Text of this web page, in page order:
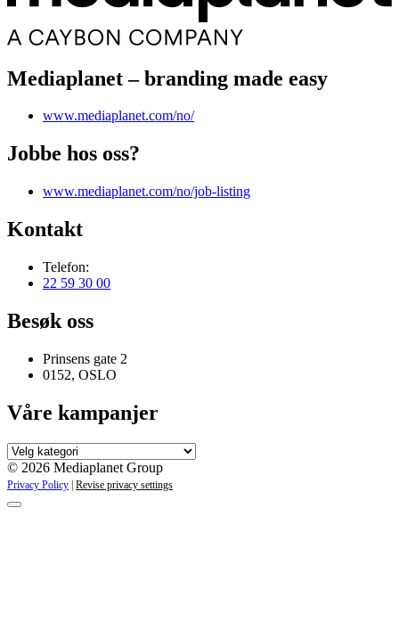
Mediaplanet – branding made easy
www.mediaplanet.com/no/
Jobbe hos oss?
www.mediaplanet.com/no/job-listing
Kontakt
Telefon:
22 59 30 00
Besøk oss
Prinsens gate 2
0152, OSLO
Våre kampanjer
Våre
kampanjer
© 2026 Mediaplanet Group
Privacy Policy | Revise privacy settings